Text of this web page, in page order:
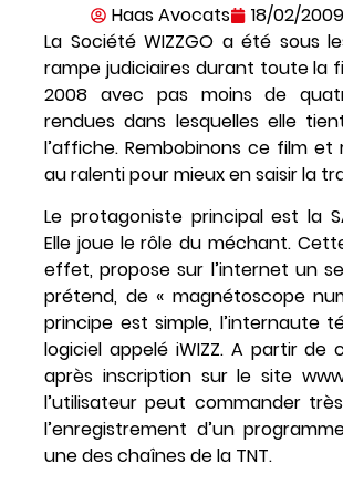
Haas Avocats 18/02/2009
La Société WIZZGO a été sous
rampe judiciaires durant toute la
2008 avec pas moins de
rendues dans lesquelles elle
l’affiche. Rembobinons ce film et
au ralenti pour mieux en saisir la
Le protagoniste principal est la
Elle joue le rôle du méchant.
effet, propose sur l’internet un
prétend, de « magnétoscope
principe est simple, l’internaute
logiciel appelé iWIZZ. A partir de
après inscription sur le site
l’utilisateur peut commander
l’enregistrement d’un
une des chaînes de la TNT.